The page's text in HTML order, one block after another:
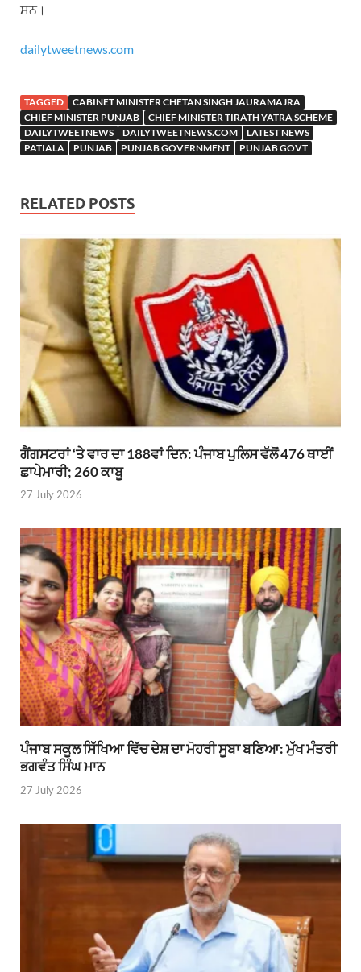
ਸਨ।
dailytweetnews.com
TAGGED
CABINET MINISTER CHETAN SINGH JAURAMAJRA
CHIEF MINISTER PUNJAB
CHIEF MINISTER TIRATH YATRA SCHEME
DAILYTWEETNEWS
DAILYTWEETNEWS.COM
LATEST NEWS
PATIALA
PUNJAB PUNJAB GOVERNMENT PUNJAB GOVT
RELATED POSTS
ਗੈਂਗਸਟਰਾਂ ‘ਤੇ ਵਾਰ ਦਾ 188ਵਾਂ ਦਿਨ: ਪੰਜਾਬ ਪੁਲਿਸ ਵੱਲੋਂ 476 ਥਾਈਂ
ਛਾਪੇਮਾਰੀ; 260 ਕਾਬੂ
27 July 2026
ਪੰਜਾਬ ਸਕੂਲ ਸਿੱਖਿਆ ਵਿੱਚ ਦੇਸ਼ ਦਾ ਮੋਹਰੀ ਸੂਬਾ ਬਣਿਆ: ਮੁੱਖ ਮੰਤਰੀ
ਭਗਵੰਤ ਸਿੰਘ ਮਾਨ
27 July 2026